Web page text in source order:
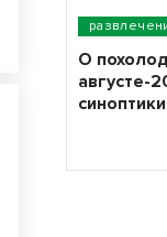
О
августе-